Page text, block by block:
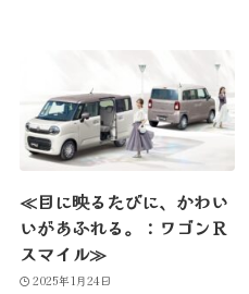
≪目に映るたびに、かわい
いがあふれる。：ワゴンＲ
スマイル≫
2025年1月24日